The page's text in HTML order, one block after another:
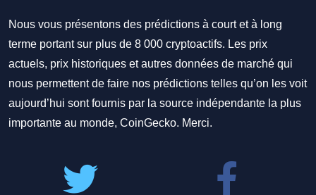
Nous vous présentons des prédictions à court et à long
terme portant sur plus de 8 000 cryptoactifs. Les prix
actuels, prix historiques et autres données de marché qui
nous permettent de faire nos prédictions telles qu’on les voit
aujourd’hui sont fournis par la source indépendante la plus
importante au monde, CoinGecko. Merci.